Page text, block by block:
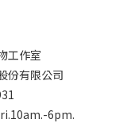
工作室
份有限公司
6pm.